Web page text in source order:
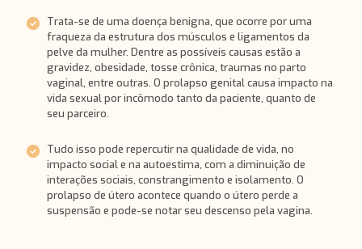
Trata-se de uma doença benigna, que ocorre por uma
fraqueza da estrutura dos músculos e ligamentos da
pelve da mulher. Dentre as possíveis causas estão a
gravidez, obesidade, tosse crônica, traumas no parto
vaginal, entre outras. O prolapso genital causa impacto na
vida sexual por incômodo tanto da paciente, quanto de
seu parceiro.
Tudo isso pode repercutir na qualidade de vida, no
impacto social e na autoestima, com a diminuição de
interações sociais, constrangimento e isolamento. O
prolapso de útero acontece quando o útero perde a
suspensão e pode-se notar seu descenso pela vagina.